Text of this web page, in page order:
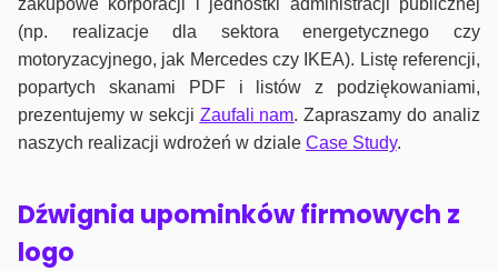
(np. realizacje dla sektora energetycznego czy
motoryzacyjnego, jak Mercedes czy IKEA). Listę referencji,
popartych skanami PDF i listów z podziękowaniami,
prezentujemy w sekcji Zaufali nam. Zapraszamy do analiz
naszych realizacji wdrożeń w dziale Case Study.
Dźwignia upominków firmowych z
logo